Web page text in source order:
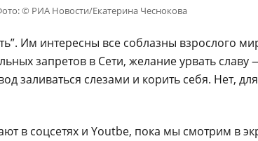
© РИА Новости/Екатерина Чеснокова
Им интересны все соблазны взрослого
запретов в Сети, желание урвать
заливаться слезами и корить себя. Нет,
в соцсетях и Youtbe, пока мы смотрим в